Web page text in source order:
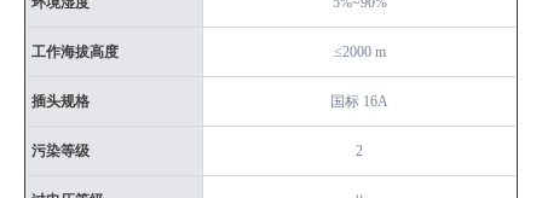
工作海拔高度 ≤2000 m
插头规格 国标 16A
污染等级 2